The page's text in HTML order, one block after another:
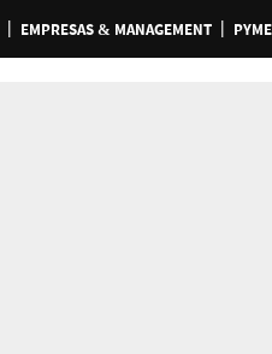
EMPRESAS & MANAGEMENT